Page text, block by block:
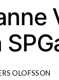
OLOFSSON